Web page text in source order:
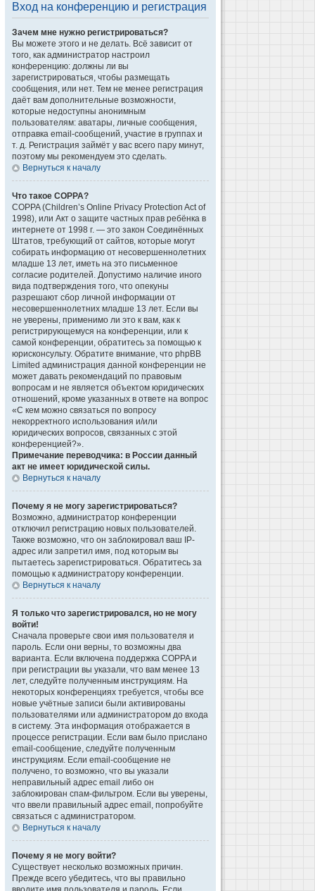
Вход на конференцию и регистрация
Зачем мне нужно регистрироваться?
Вы можете этого и не делать. Всё зависит от
того, как администратор настроил
конференцию: должны ли вы
зарегистрироваться, чтобы размещать
сообщения, или нет. Тем не менее регистрация
даёт вам дополнительные возможности,
которые недоступны анонимным
пользователям: аватары, личные сообщения,
отправка email-сообщений, участие в группах и
т. д. Регистрация займёт у вас всего пару минут,
поэтому мы рекомендуем это сделать.
Вернуться к началу
Что такое COPPA?
COPPA (Children’s Online Privacy Protection Act of
1998), или Акт о защите частных прав ребёнка в
интернете от 1998 г. — это закон Соединённых
Штатов, требующий от сайтов, которые могут
собирать информацию от несовершеннолетних
младше 13 лет, иметь на это письменное
согласие родителей. Допустимо наличие иного
вида подтверждения того, что опекуны
разрешают сбор личной информации от
несовершеннолетних младше 13 лет. Если вы
не уверены, применимо ли это к вам, как к
регистрирующемуся на конференции, или к
самой конференции, обратитесь за помощью к
юрисконсульту. Обратите внимание, что phpBB
Limited администрация данной конференции не
может давать рекомендаций по правовым
вопросам и не является объектом юридических
отношений, кроме указанных в ответе на вопрос
«С кем можно связаться по вопросу
некорректного использования и/или
юридических вопросов, связанных с этой
конференцией?».
Примечание переводчика: в России данный
акт не имеет юридической силы.
Вернуться к началу
Почему я не могу зарегистрироваться?
Возможно, администратор конференции
отключил регистрацию новых пользователей.
Также возможно, что он заблокировал ваш IP-
адрес или запретил имя, под которым вы
пытаетесь зарегистрироваться. Обратитесь за
помощью к администратору конференции.
Вернуться к началу
Я только что зарегистрировался, но не могу
войти!
Сначала проверьте свои имя пользователя и
пароль. Если они верны, то возможны два
варианта. Если включена поддержка COPPA и
при регистрации вы указали, что вам менее 13
лет, следуйте полученным инструкциям. На
некоторых конференциях требуется, чтобы все
новые учётные записи были активированы
пользователями или администратором до входа
в систему. Эта информация отображается в
процессе регистрации. Если вам было прислано
email-сообщение, следуйте полученным
инструкциям. Если email-сообщение не
получено, то возможно, что вы указали
неправильный адрес email либо он
заблокирован спам-фильтром. Если вы уверены,
что ввели правильный адрес email, попробуйте
связаться с администратором.
Вернуться к началу
Почему я не могу войти?
Существует несколько возможных причин.
Прежде всего убедитесь, что вы правильно